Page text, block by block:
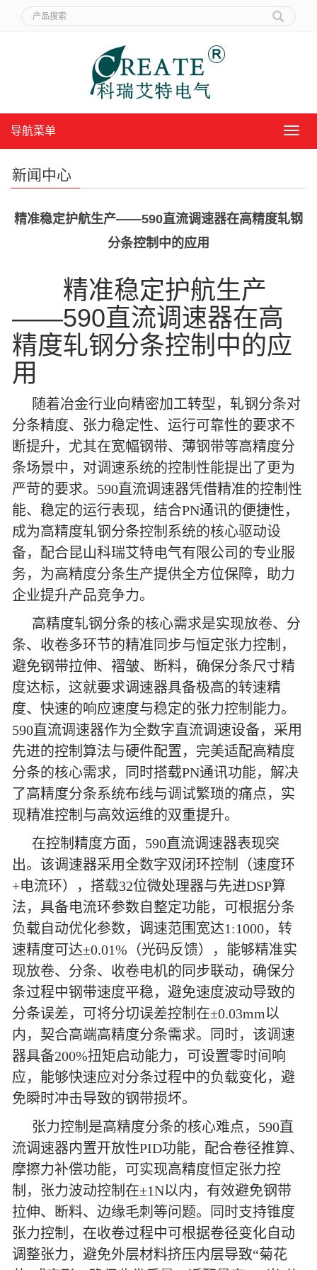
导
导航菜单
新闻中心
精准稳定护航生产——590直流调速器在高精度轧钢
分条控制中的应用
精准稳定护航生产
——590直流调速器在高
精度轧钢分条控制中的应
用
随着冶金行业向精密加工转型，轧钢分条对
分条精度、张力稳定性、运行可靠性的要求不
断提升，尤其在宽幅钢带、薄钢带等高精度分
条场景中，对调速系统的控制性能提出了更为
严苛的要求。590直流调速器凭借精准的控制性
能、稳定的运行表现，结合PN通讯的便捷性，
成为高精度轧钢分条控制系统的核心驱动设
备，配合昆山科瑞艾特电气有限公司的专业服
务，为高精度分条生产提供全方位保障，助力
企业提升产品竞争力。
高精度轧钢分条的核心需求是实现放卷、分
条、收卷多环节的精准同步与恒定张力控制，
避免钢带拉伸、褶皱、断料，确保分条尺寸精
度达标，这就要求调速器具备极高的转速精
度、快速的响应速度与稳定的张力控制能力。
590直流调速器作为全数字直流调速设备，采用
先进的控制算法与硬件配置，完美适配高精度
分条的核心需求，同时搭载PN通讯功能，解决
了高精度分条系统布线与调试繁琐的痛点，实
现精准控制与高效运维的双重提升。
在控制精度方面，590直流调速器表现突
出。该调速器采用全数字双闭环控制（速度环
+电流环），搭载32位微处理器与先进DSP算
法，具备电流环参数自整定功能，可根据分条
负载自动优化参数，调速范围宽达1:1000，转
速精度可达±0.01%（光码反馈），能够精准实
现放卷、分条、收卷电机的同步联动，确保分
条过程中钢带速度平稳，避免速度波动导致的
分条误差，可将分切误差控制在±0.03mm以
内，契合高端高精度分条需求。同时，该调速
器具备200%扭矩启动能力，可设置零时间响
应，能够快速应对分条过程中的负载变化，避
免瞬时冲击导致的钢带损坏。
张力控制是高精度分条的核心难点，590直
流调速器内置开放性PID功能，配合卷径推算、
摩擦力补偿功能，可实现高精度恒定张力控
制，张力波动控制在±1N以内，有效避免钢带
拉伸、断料、边缘毛刺等问题。同时支持锥度
张力控制，在收卷过程中可根据卷径变化自动
调整张力，避免外层材料挤压内层导致“菊花